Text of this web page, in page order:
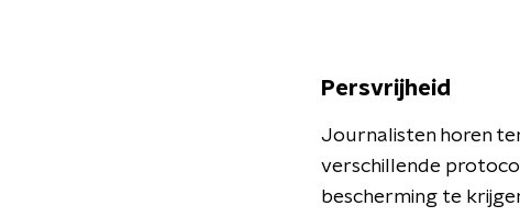
Persvrijheid
Journalisten horen
verschillende
bescherming te